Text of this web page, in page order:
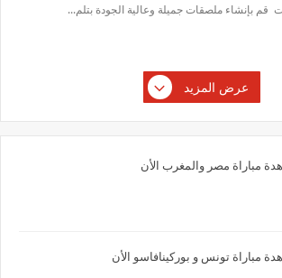
قم بإنشاء ملصقات جميلة وعالية الجودة بتلم...
عرض المزيد
مباراة مصر والمغرب الأن
مباراة تونس و بوركينافاسو الأن